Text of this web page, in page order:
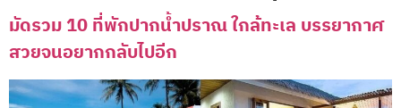
มัดรวม 10 ที่พักปากน้ำปราณ ใกล้ทะเล บรรยากาศ
สวยจนอยากกลับไปอีก